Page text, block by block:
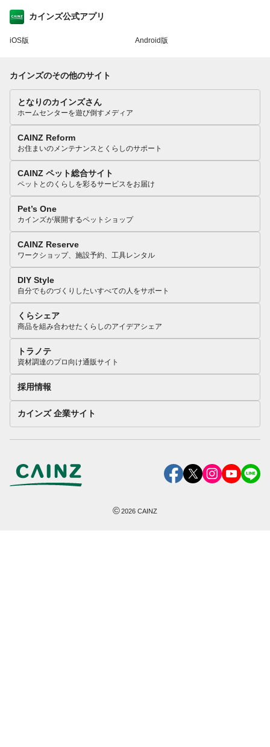
カインズ公式アプリ
iOS版 Android版
カインズのその他のサイト
となりのカインズさん
ホームセンターを遊び倒すメディア
CAINZ Reform
お住まいのメンテナンスとくらしのサポート
CAINZ ペット総合サイト
ペットとのくらしを彩るサービスをお届け
Pet’s One
カインズが展開するペットショップ
CAINZ Reserve
ワークショップ、施設予約、工具レンタル
DIY Style
自分でものづくりしたいすべての人をサポート
くらシェア
商品を組み合わせたくらしのアイデアシェア
トラノテ
資材調達のプロ向け通販サイト
採用情報
カインズ 企業サイト
©2026 CAINZ